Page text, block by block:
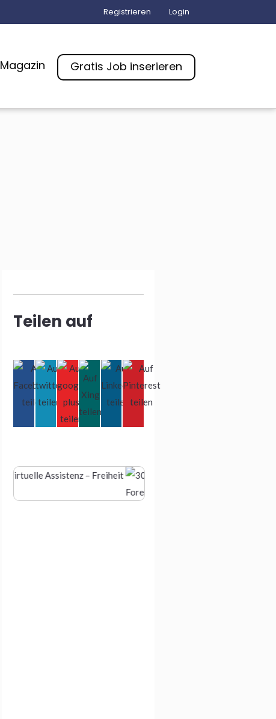
Login
Registrieren
Magazin Gratis Job inserieren
Teilen auf